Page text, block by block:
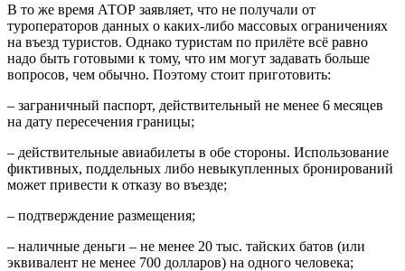
В то же время АТОР заявляет, что не получали от
туроператоров данных о каких-либо массовых ограничениях
на въезд туристов. Однако туристам по прилёте всё равно
надо быть готовыми к тому, что им могут задавать больше
вопросов, чем обычно. Поэтому стоит приготовить:
– заграничный паспорт, действительный не менее 6 месяцев
на дату пересечения границы;
– действительные авиабилеты в обе стороны. Использование
фиктивных, поддельных либо невыкупленных бронирований
может привести к отказу во въезде;
– подтверждение размещения;
– наличные деньги – не менее 20 тыс. тайских батов (или
эквивалент не менее 700 долларов) на одного человека;